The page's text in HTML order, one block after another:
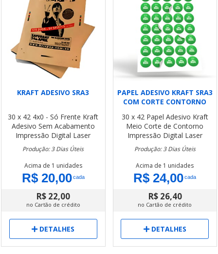
KRAFT ADESIVO SRA3
30 x 42 4x0 - Só Frente Kraft
Adesivo Sem Acabamento
Impressão Digital Laser
Produção: 3 Dias Úteis
Acima de 1 unidades
R$ 20,00cada
R$ 22,00
no Cartão de crédito
DETALHES
PAPEL ADESIVO KRAFT SRA3
COM CORTE CONTORNO
30 x 42 Papel Adesivo Kraft
Meio Corte de Contorno
Impressão Digital Laser
Produção: 3 Dias Úteis
Acima de 1 unidades
R$ 24,00cada
R$ 26,40
no Cartão de crédito
DETALHES